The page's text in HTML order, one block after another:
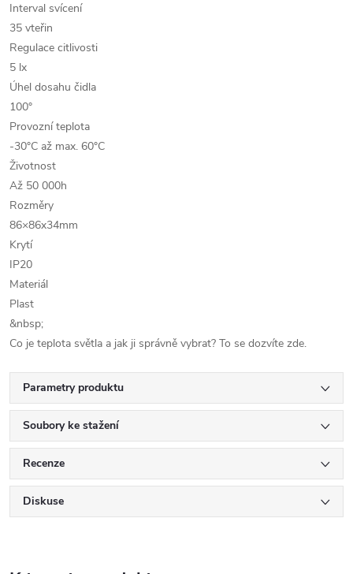
Interval svícení
35 vteřin
Regulace citlivosti
5 lx
Úhel dosahu čidla
100°
Provozní teplota
-30°C až max. 60°C
Životnost
Až 50 000h
Rozměry
86×86x34mm
Krytí
IP20
Materiál
Plast
&nbsp;
Co je teplota světla a jak ji správně vybrat? To se dozvíte zde.
Parametry produktu
Soubory ke stažení
Recenze
Diskuse